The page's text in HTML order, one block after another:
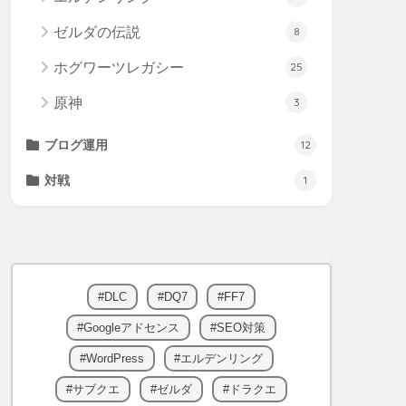
ゼルダの伝説 8
ホグワーツレガシー 25
原神 3
ブログ運用 12
対戦 1
DLC DQ7 FF7
Googleアドセンス SEO対策
WordPress エルデンリング
サブクエ ゼルダ ドラクエ